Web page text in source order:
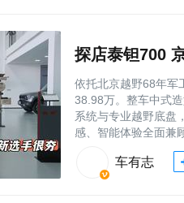
探店泰钽700
依托北京越野68年军
38.98万。整车中式
系统与专业越野底盘
感、智能体验全面兼
车有志